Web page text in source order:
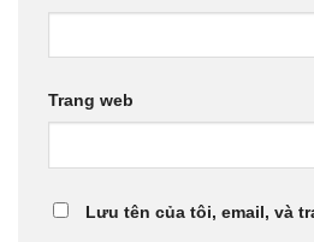
Trang web
Lưu tên của tôi, email, và